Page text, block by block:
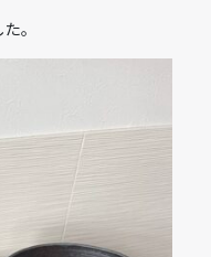
。